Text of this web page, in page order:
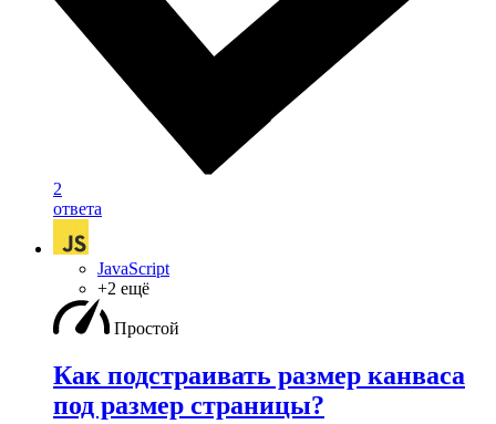
2
ответа
JavaScript
+2 ещё
Простой
Как подстраивать размер канваса
под размер страницы?